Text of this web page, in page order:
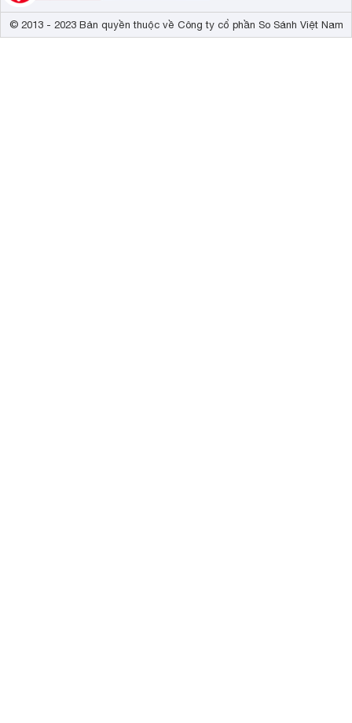
© 2013 - 2023 Bản quyền thuộc về Công ty cổ phần So Sánh Việt Nam